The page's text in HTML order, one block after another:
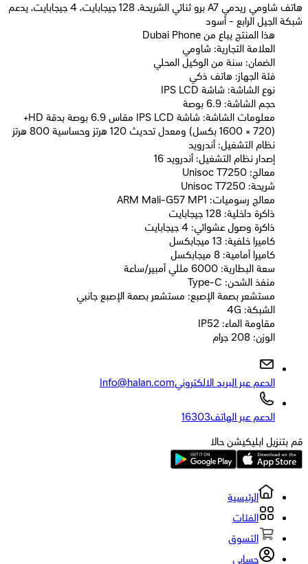
هاتف شاومي ريدمي A7 برو ثنائي الشريحة، 128 جيجابايت، 4 جيجابايت، يدعم
شبكة الجيل الرابع - أسود
Dubai Phone هذا المنتج يباع من
العلامة التجارية: شاومي
الضمان: سنة من الوكيل المحلي
فئة الجهاز: هاتف ذكي
نوع الشاشة: شاشة IPS LCD
حجم الشاشة: 6.9 بوصة
معلومات الشاشة: شاشة IPS LCD مقاس 6.9 بوصة بدقة HD+
(1600 × 720 بكسل) ومعدل تحديث 120 هرتز وحساسية 800 هرتز
نظام التشغيل: أندرويد
إصدار نظام التشغيل: أندرويد 16
معالج: Unisoc T7250
شريحة: Unisoc T7250
معالج رسوميات: ARM Mali-G57 MP1
ذاكرة داخلية: 128 جيجابايت
ذاكرة وصول عشوائي: 4 جيجابايت
كاميرا خلفية: 13 ميجابكسل
كاميرا أمامية: 8 ميجابكسل
سعة البطارية: 6000 مللي أمبير/ساعة
منفذ الشحن: Type-C
مستشعر بصمة الإصبع: مستشعر بصمة الإصبع جانبي
الشبكة: 4G
مقاومة الماء: IP52
الوزن: 208 جرام
الدعم عبر البريد الالكترونيInfo@halan.com
الدعم عبر الهاتف16303
قم بتنزيل ابليكيشن حالا
الرئيسية
الفئات
التسوق
حسابي